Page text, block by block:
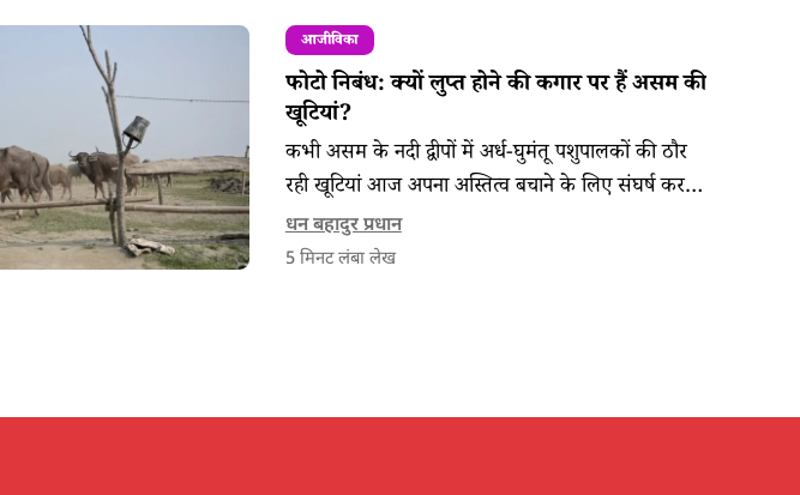
आजीविका
फोटो निबंध: क्यों लुप्त होने की कगार पर हैं असम की
खूटियां?
कभी असम के नदी द्वीपों में अर्ध-घुमंतू पशुपालकों की ठौर
रही खूटियां आज अपना अस्तित्व बचाने के लिए संघर्ष कर
रही हैं।
धन बहादुर प्रधान
5मिनट लंबा लेख